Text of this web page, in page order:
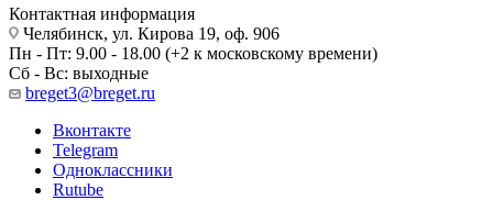
Контактная информация
Челябинск, ул. Кирова 19, оф. 906
Пн - Пт: 9.00 - 18.00 (+2 к московскому времени)
Сб - Вс: выходные
breget3@breget.ru
Вконтакте
Telegram
Одноклассники
Rutube